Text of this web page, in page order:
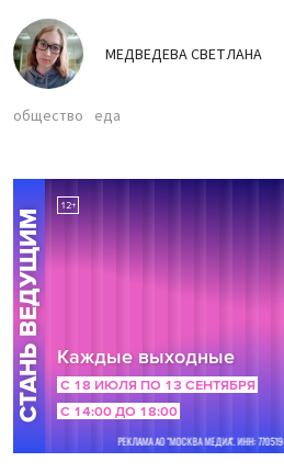
МЕДВЕДЕВА СВЕТЛАНА
общество еда